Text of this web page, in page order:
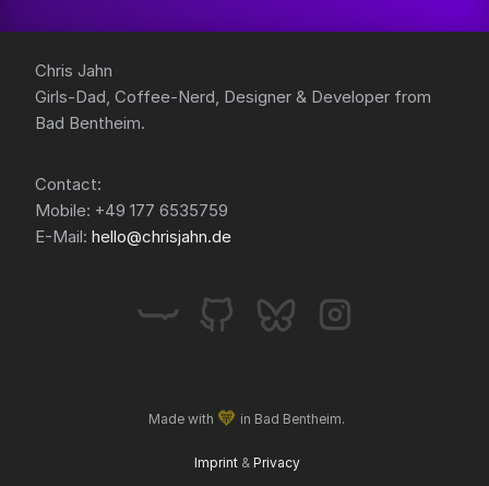
Chris Jahn
Girls-Dad, Coffee-Nerd, Designer & Developer from
Bad Bentheim.
Contact:
Mobile: +49 177 6535759
E-Mail: hello@chrisjahn.de
Made with 💛 in Bad Bentheim.
Imprint& Privacy